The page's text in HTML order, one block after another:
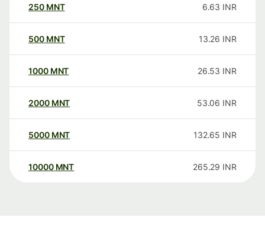
250 MNT 6.63 INR
500 MNT 13.26 INR
1000 MNT 26.53 INR
2000 MNT 53.06 INR
5000 MNT 132.65 INR
10000 MNT 265.29 INR